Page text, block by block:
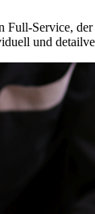
Service,
und